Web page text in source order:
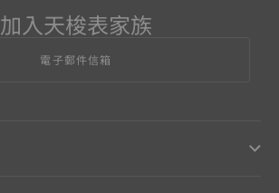
加入天梭表家族
電子郵件信箱